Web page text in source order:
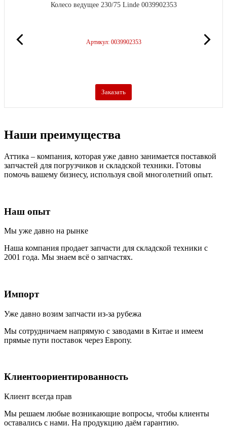
Колесо ведущее 230/75 Linde 0039902353
Артикул: 0039902353
Заказать
Наши преимущества
Аттика – компания, которая уже давно занимается поставкой
запчастей для погрузчиков и складской техники. Готовы
помочь вашему бизнесу, используя свой многолетний опыт.
Наш опыт
Мы уже давно на рынке
Наша компания продает запчасти для складской техники с
2001 года. Мы знаем всё о запчастях.
Импорт
Уже давно возим запчасти из-за рубежа
Мы сотрудничаем напрямую с заводами в Китае и имеем
прямые пути поставок через Европу.
Клиентоориентированность
Клиент всегда прав
Мы решаем любые возникающие вопросы, чтобы клиенты
оставались с нами. На продукцию даём гарантию.